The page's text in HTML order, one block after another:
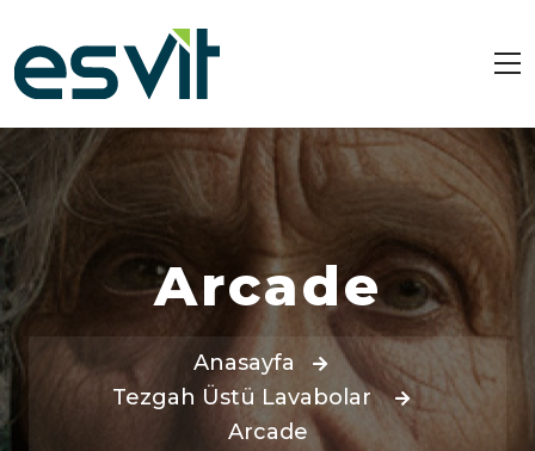
Arcade
Anasayfa
Tezgah Üstü Lavabolar
Arcade